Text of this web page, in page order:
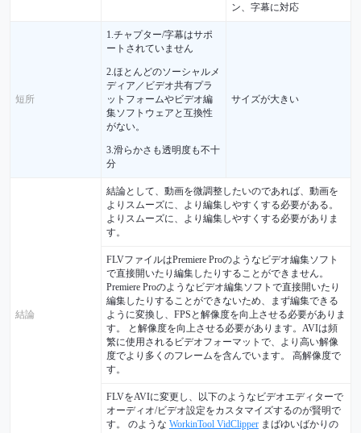
ン、字幕に対応
短所
1.チャプター/字幕はサポ
ートされていません
2.ほとんどのソーシャルメ
ディア／ビデオ共有プラ
ットフォームやビデオ編
集ソフトウェアと互換性
がない。
3.滑らかさも透明度も不十
分
サイズが大きい
結論
結論として、動画を微調整したいのであれば、動画を
よりスムーズに、より編集しやすくする必要がある。
よりスムーズに、より編集しやすくする必要がありま
す。
FLVファイルはPremiere Proのようなビデオ編集ソフト
で直接開いたり編集したりすることができません。
Premiere Proのようなビデオ編集ソフトで直接開いたり
編集したりすることができないため、まず編集できる
ように変換し、FPSと解像度を向上させる必要がありま
す。 と解像度を向上させる必要があります。AVIは頻
繁に使用されるビデオフォーマットで、より高い解像
度でより多くのフレームを含んでいます。 高解像度で
す。
FLVをAVIに変更し、以下のようなビデオエディターで
オーディオ/ビデオ設定をカスタマイズするのが賢明で
す。 のような WorkinTool VidClipperまばゆいばかりの